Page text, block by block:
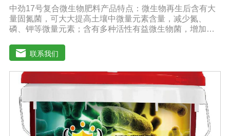
中劲17号复合微生物肥料产品特点：微生物再生后含有大
量固氮菌，可大大提高土壤中微量元素含量，减少氮、
磷、钾等微量元素；含有多种活性有益微生物菌，增加土
大大提高土壤肥力，减少化肥用量。增产效果明显：根据
作物的不同，高达20%-60%。提高作物和农产品质量，增
加农民收入。重建健康土壤，改善作物抵抗病虫害。改善
土壤板结，激发土壤活力，提供额外的天然植物生长和。
发达根系，增强吸收能力，提高作物和抵抗力。抑制土壤
中的线虫和植物根部病虫害，从根本上减少农药的使用。
促进植物生长发育，提高抗逆性。促进根系生长，果树开
花整齐，保花保果；落叶期晚，抗早春病害。防治早衰，
抗重建，抗倒伏，抗旱抗寒。根据作物肥料需求的特点，
联系我们